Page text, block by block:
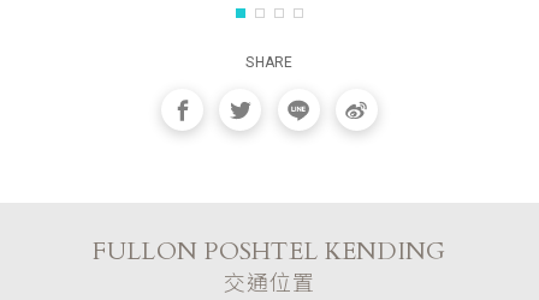
SHARE
FULLON POSHTEL KENDING
交通位置